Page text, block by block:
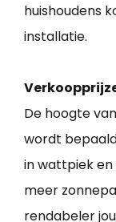
huishoudens
installatie.
De hoogte
wordt
in wattpiek en
meer
rendabeler